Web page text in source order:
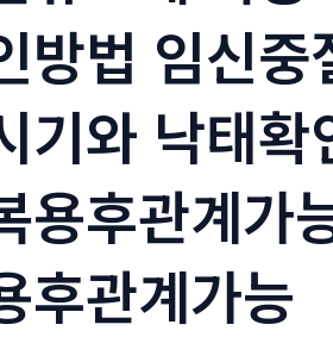
방법 임신
기와 낙태
용후관계가
후관계가능